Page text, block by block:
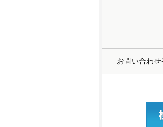
お問い合わせ